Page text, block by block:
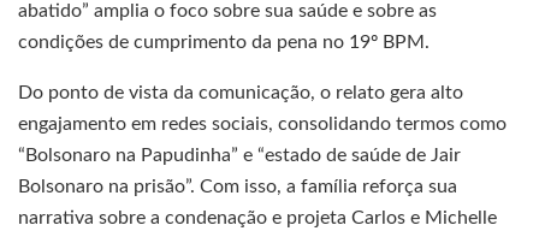
abatido” amplia o foco sobre sua saúde e sobre as
condições de cumprimento da pena no 19º BPM.
Do ponto de vista da comunicação, o relato gera alto
engajamento em redes sociais, consolidando termos como
“Bolsonaro na Papudinha” e “estado de saúde de Jair
Bolsonaro na prisão”. Com isso, a família reforça sua
narrativa sobre a condenação e projeta Carlos e Michelle